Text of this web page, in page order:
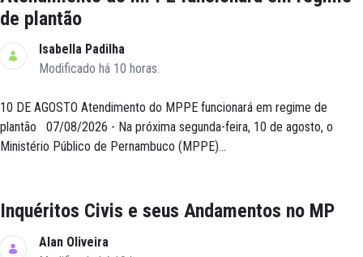
de plantão
Isabella Padilha
Modificado há 10 horas.
10 DE AGOSTO Atendimento do MPPE funcionará em regime de
plantão 07/08/2026 - Na próxima segunda-feira, 10 de agosto, o
Ministério Público de Pernambuco (MPPE)...
Inquéritos Civis e seus Andamentos no MP
Alan Oliveira